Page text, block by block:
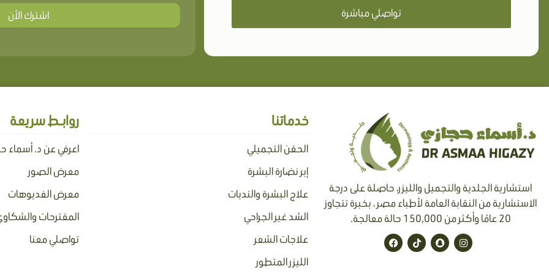
تواصلي مباشرة اشترك الأن
استشارية الجلدية والتجميل والليزر، حاصلة على درجة
الاستشارية من النقابة العامة لأطباء مصر ، بخبرة تتجاوز
20 عامًا وأكثر من 150,000 حالة معالجة.
I
n
s
S
n
a
T
i
k
F
a
c
خدماتنا
الحقن التجميلي
إبر نضارة البشرة
علاج البشرة والندبات
الشد غير الجراحي
علاجات الشعر
الليزر المتطور
روابـط سريعة
اعرفي عن د. أسماء
معرض الصور
معرض الفديوهات
المقترحات
تواصلي معنا